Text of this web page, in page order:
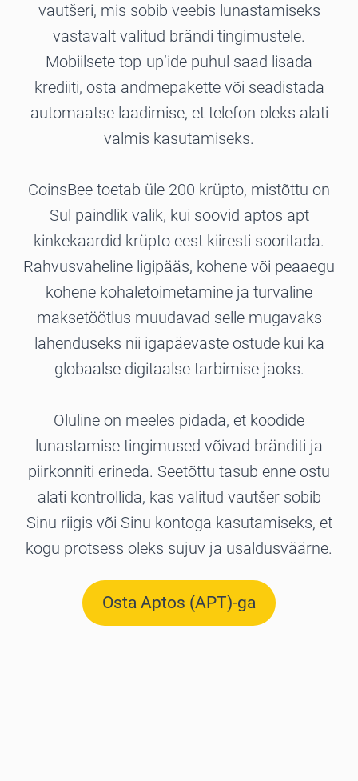
vautšeri, mis sobib veebis lunastamiseks
vastavalt valitud brändi tingimustele.
Mobiilsete top-up’ide puhul saad lisada
krediiti, osta andmepakette või seadistada
automaatse laadimise, et telefon oleks alati
valmis kasutamiseks.
CoinsBee toetab üle 200 krüpto, mistõttu on
Sul paindlik valik, kui soovid aptos apt
kinkekaardid krüpto eest kiiresti sooritada.
Rahvusvaheline ligipääs, kohene või peaaegu
kohene kohaletoimetamine ja turvaline
maksetöötlus muudavad selle mugavaks
lahenduseks nii igapäevaste ostude kui ka
globaalse digitaalse tarbimise jaoks.
Oluline on meeles pidada, et koodide
lunastamise tingimused võivad bränditi ja
piirkonniti erineda. Seetõttu tasub enne ostu
alati kontrollida, kas valitud vautšer sobib
Sinu riigis või Sinu kontoga kasutamiseks, et
kogu protsess oleks sujuv ja usaldusväärne.
Osta Aptos (APT)-ga